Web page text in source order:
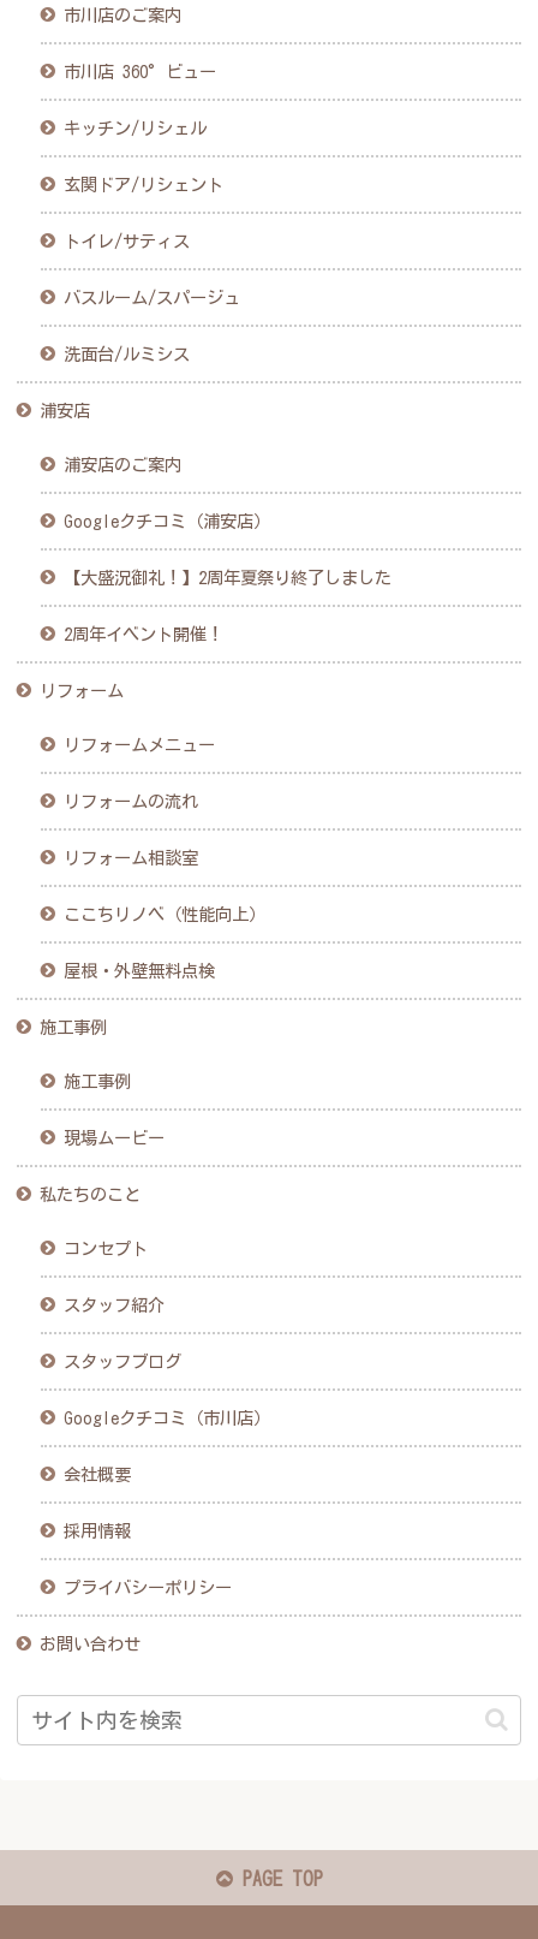
市川店のご案内
市川店 360°ビュー
キッチン/リシェル
玄関ドア/リシェント
トイレ/サティス
バスルーム/スパージュ
洗面台/ルミシス
浦安店
浦安店のご案内
Googleクチコミ（浦安店）
【大盛況御礼！】2周年夏祭り終了しました
2周年イベント開催！
リフォーム
リフォームメニュー
リフォームの流れ
リフォーム相談室
ここちリノベ（性能向上）
屋根・外壁無料点検
施工事例
施工事例
現場ムービー
私たちのこと
コンセプト
スタッフ紹介
スタッフブログ
Googleクチコミ（市川店）
会社概要
採用情報
プライバシーポリシー
お問い合わせ
PAGE TOP